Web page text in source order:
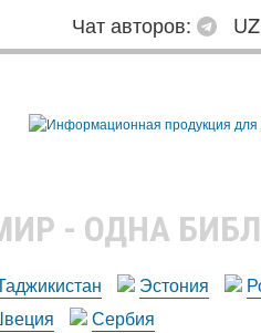
Чат авторов:
- ОДНА
Эстония
Сербия